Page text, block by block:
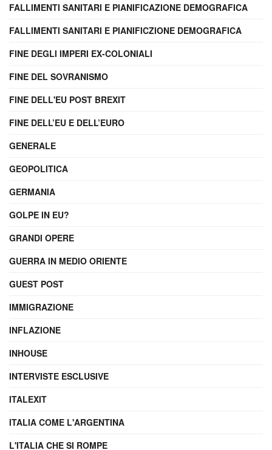
FALLIMENTI SANITARI E PIANIFICAZIONE DEMOGRAFICA
FALLIMENTI SANITARI E PIANIFICZIONE DEMOGRAFICA
FINE DEGLI IMPERI EX-COLONIALI
FINE DEL SOVRANISMO
FINE DELL'EU POST BREXIT
FINE DELL’EU E DELL’EURO
GENERALE
GEOPOLITICA
GERMANIA
GOLPE IN EU?
GRANDI OPERE
GUERRA IN MEDIO ORIENTE
GUEST POST
IMMIGRAZIONE
INFLAZIONE
INHOUSE
INTERVISTE ESCLUSIVE
ITALEXIT
ITALIA COME L'ARGENTINA
L'ITALIA CHE SI ROMPE